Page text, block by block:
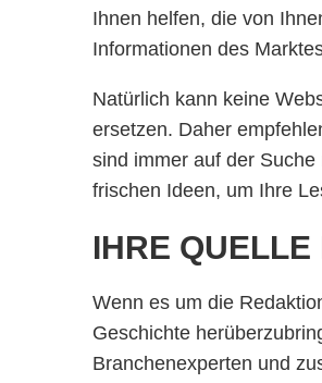
Ihnen helfen, die von
Informationen des
Natürlich kann keine
ersetzen. Daher
sind immer auf der
frischen Ideen, um Ihre
IHRE
Wenn es um die
Geschichte
Branchenexperten und